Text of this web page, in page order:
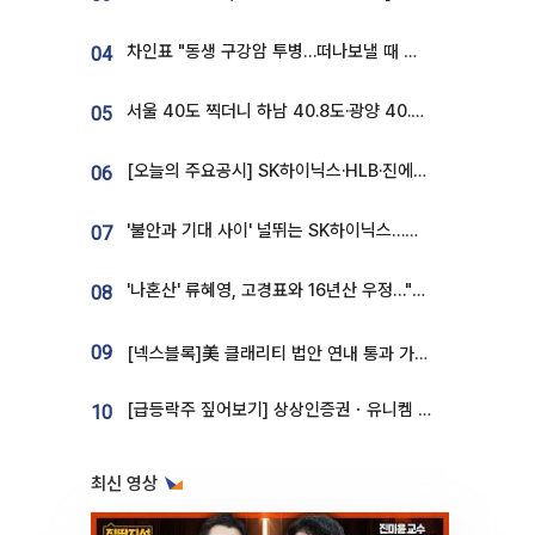
04 차인표 "동생 구강암 투병…떠나보낼 때 가장 힘들었다”
05 서울 40도 찍더니 하남 40.8도·광양 40.2도…전국 '펄펄'
06 [오늘의 주요공시] SK하이닉스·HLB·진에어·포스코홀딩스·네이버·대우건설 등
07 '불안과 기대 사이' 널뛰는 SK하이닉스…증권가 "HBM4·LTA 기반 펀터멘털 견고"
08 '나혼산' 류혜영, 고경표와 16년산 우정…"자취방서 부모님과 마주쳐"
09 [넥스블록]美 클래리티 법안 연내 통과 가능성 13%…상원 문턱서 제동
10 [급등락주 짚어보기] 상상인증권ㆍ유니켐 2연속, 본느 6연속 ‘상한가’⋯M&A 훈풍 분 증시
최신 영상